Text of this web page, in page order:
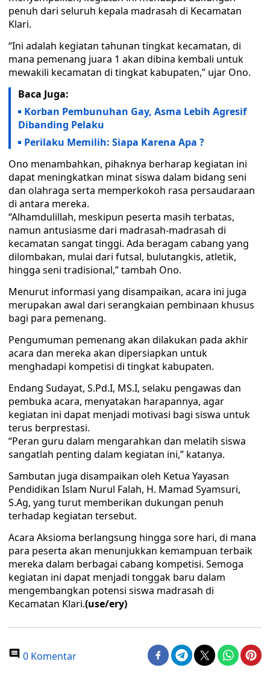
penuh dari seluruh kepala madrasah di Kecamatan
Klari.
“Ini adalah kegiatan tahunan tingkat kecamatan, di
mana pemenang juara 1 akan dibina kembali untuk
mewakili kecamatan di tingkat kabupaten,” ujar Ono.
Baca Juga:
Korban Pembunuhan Gay, Asma Lebih Agresif
Dibanding Pelaku
Perilaku Memilih: Siapa Karena Apa ?
Ono menambahkan, pihaknya berharap kegiatan ini
dapat meningkatkan minat siswa dalam bidang seni
dan olahraga serta memperkokoh rasa persaudaraan
di antara mereka.
“Alhamdulillah, meskipun peserta masih terbatas,
namun antusiasme dari madrasah-madrasah di
kecamatan sangat tinggi. Ada beragam cabang yang
dilombakan, mulai dari futsal, bulutangkis, atletik,
hingga seni tradisional,” tambah Ono.
Menurut informasi yang disampaikan, acara ini juga
merupakan awal dari serangkaian pembinaan khusus
bagi para pemenang.
Pengumuman pemenang akan dilakukan pada akhir
acara dan mereka akan dipersiapkan untuk
menghadapi kompetisi di tingkat kabupaten.
Endang Sudayat, S.Pd.I, MS.I, selaku pengawas dan
pembuka acara, menyatakan harapannya, agar
kegiatan ini dapat menjadi motivasi bagi siswa untuk
terus berprestasi.
“Peran guru dalam mengarahkan dan melatih siswa
sangatlah penting dalam kegiatan ini,” katanya.
Sambutan juga disampaikan oleh Ketua Yayasan
Pendidikan Islam Nurul Falah, H. Mamad Syamsuri,
S.Ag, yang turut memberikan dukungan penuh
terhadap kegiatan tersebut.
Acara Aksioma berlangsung hingga sore hari, di mana
para peserta akan menunjukkan kemampuan terbaik
mereka dalam berbagai cabang kompetisi. Semoga
kegiatan ini dapat menjadi tonggak baru dalam
mengembangkan potensi siswa madrasah di
Kecamatan Klari.(use/ery)
0 Komentar